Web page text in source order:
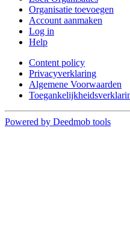
Organisatie toevoegen
Account aanmaken
Log in
Help
Content policy
Privacyverklaring
Algemene Voorwaarden
Powered by Deedmob tools